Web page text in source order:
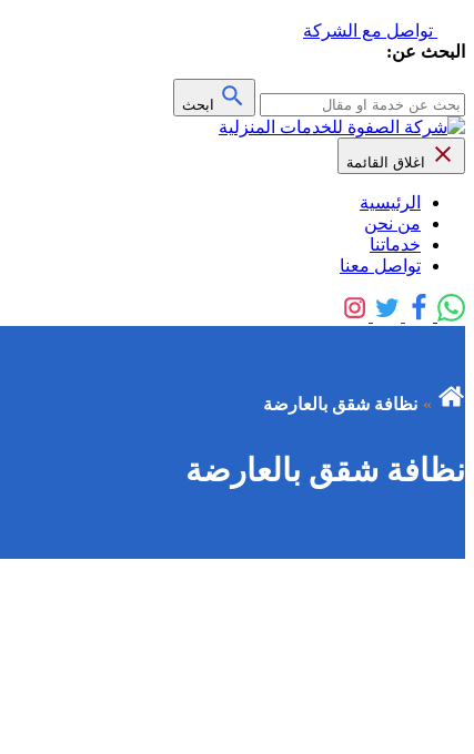
تواصل مع الشركة
البحث عن:
ابحث
اغلاق القائمة
الرئيسية
من نحن
خدماتنا
تواصل معنا
نظافة شقق بالعارضة
نظافة شقق بالعارضة